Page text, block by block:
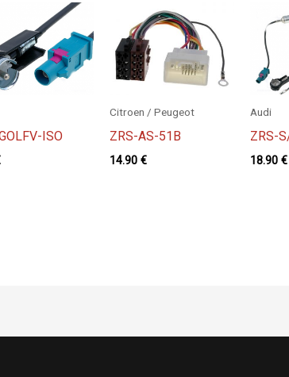
ISO
Citroen / Peugeot
ZRS-AS-51B
14.90€
Audi
ZRS-
18.90 €